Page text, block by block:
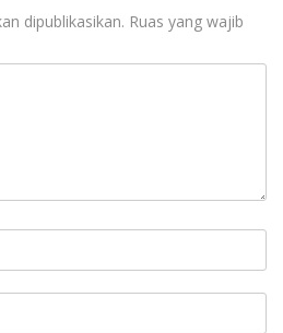
dipublikasikan. Ruas yang wajib